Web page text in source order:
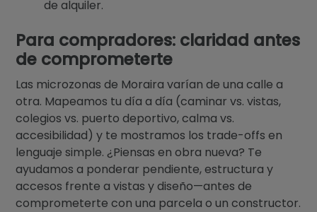
de alquiler.
Para compradores: claridad antes
de comprometerte
Las microzonas de Moraira varían de una calle a
otra. Mapeamos tu día a día (caminar vs. vistas,
colegios vs. puerto deportivo, calma vs.
accesibilidad) y te mostramos los trade-offs en
lenguaje simple. ¿Piensas en obra nueva? Te
ayudamos a ponderar pendiente, estructura y
accesos frente a vistas y diseño—antes de
comprometerte con una parcela o un constructor.